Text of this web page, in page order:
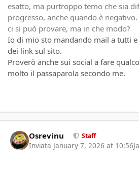
esatto, ma purtroppo temo che sia
progresso, anche quando è negativo.
ci si può provare, ma in che modo?
Io di mio sto mandando mail a tutti
dei link sul sito.
Proverò anche sui social a fare
molto il passaparola secondo me.
Osrevinu Staff
Inviata January 7, 2026 at 10:56